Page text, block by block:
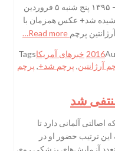
بوئنوس آیرس به آتش کشیده شد.۰۸:۰۱ – ۱۳۹۵ پنج شنبه ۵ فروردین
کشیده شد+ عکس همزمان با
پرچم
خبرهای آمریکاTags
آرژانتین, پرچم شد+, پرچم
شد
آلمانی دارد تا
ترتیب حضور او در
آزمایش‌های پزشکی روی